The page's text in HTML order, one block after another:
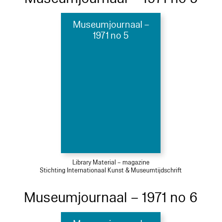
Museumjournaal –
1971 no 5
Library Material – magazine
Stichting Internationaal Kunst & Museumtijdschrift
Museumjournaal – 1971 no 6